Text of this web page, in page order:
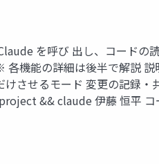
を呼び 出し、コードの
機能の詳細は後半で解説
させるモード 変更の記録・
&& claude 伊藤 恒平 コ